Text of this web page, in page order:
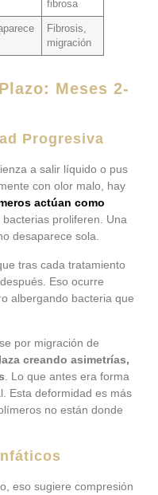
fibrosa
Fibrosis,
migración
Meses 2-
Progresiva
a salir líquido o pus
con olor malo, hay
actúan como
proliferen. Una
desaparece sola.
tras cada tratamiento
Eso ocurre
albergando bacteria que
por migración de
creando asimetrías,
. Lo que antes era forma
Esta deformidad es más
no están donde
eso sugiere compresión